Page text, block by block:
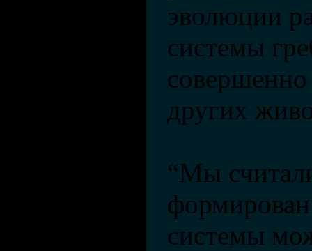
эволюции
системы
других
“Мы
системы